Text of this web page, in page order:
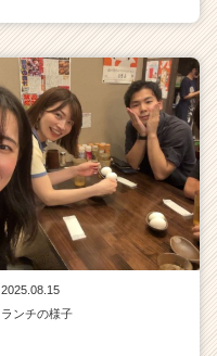
2025.08.15
ランチの様子